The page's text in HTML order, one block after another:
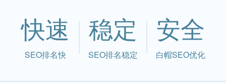
快速
SEO排名快
稳定
SEO排名稳定
安全
白帽SEO优化